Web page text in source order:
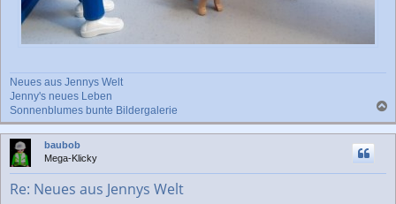
Neues aus Jennys Welt
Jenny's neues Leben
Sonnenblumes bunte Bildergalerie
a
c
baubob
Mega-Klicky
Re: Neues aus Jennys Welt